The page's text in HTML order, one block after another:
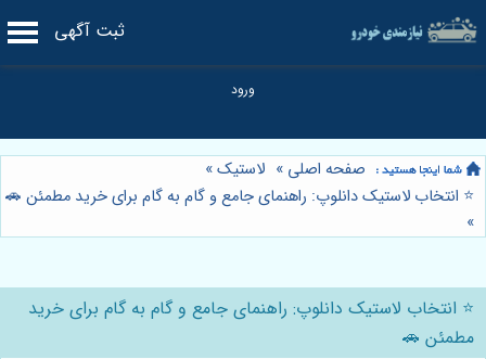
ثبت آگهی
صفحه اصلی » لاستیک»
⭐️ انتخاب لاستیک دانلوپ: راهنمای جامع و گام به گام برای خرید مطمئن 🚗
»
⭐️ انتخاب لاستیک دانلوپ: راهنمای جامع و گام به گام برای خرید
مطمئن 🚗